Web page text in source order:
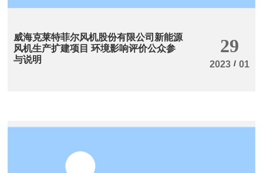
威海克莱特菲尔风机股份有限公司新能源
风机生产扩建项目 环境影响评价公众参
与说明
29
2023 / 01